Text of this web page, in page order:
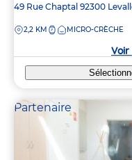
Adresse
la
49 Rue Chaptal 92300
DISTANCE
2,2 KM MICRO-CRÈCHE
Partenaire